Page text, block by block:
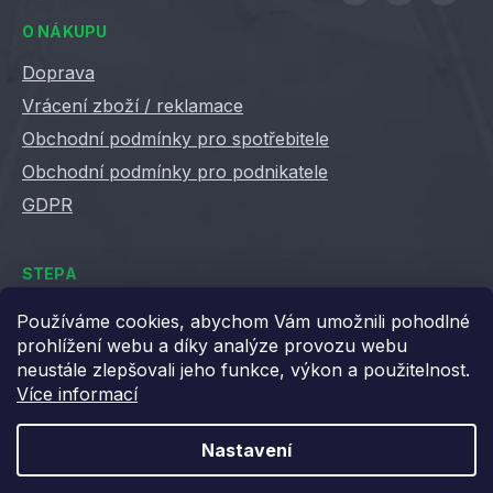
Používáme cookies, abychom Vám umožnili pohodlné
prohlížení webu a díky analýze provozu webu
neustále zlepšovali jeho funkce, výkon a použitelnost.
Více informací
Nastavení
O NÁKUPU
Doprava
Vrácení zboží / reklamace
Obchodní podmínky pro spotřebitele
Obchodní podmínky pro podnikatele
GDPR
STEPA
Kontakty
Kariéra ve Stepě
Věrnostní slevy
Blog STEPA